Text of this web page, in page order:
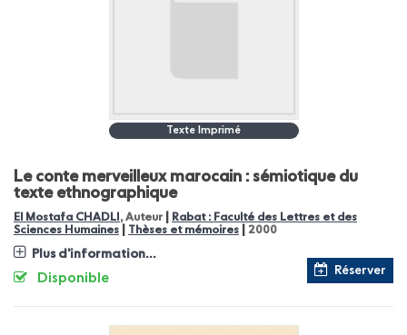
Texte Imprimé
Le conte merveilleux marocain : sémiotique du
texte ethnographique
El Mostafa CHADLI , Auteur
Rabat : Faculté des Lettres et des
Sciences Humaines
Thèses et mémoires 2000
Plus d'information...
Réserver
Disponible